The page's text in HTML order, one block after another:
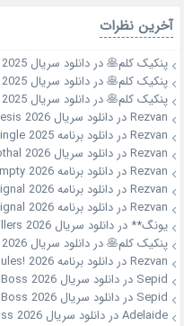
آخرین نظرات
پنکیک کلم🥞دردانلود سریال Nami Uraraka ni, Meoto Biyori 2025
پنکیک کلم🥞دردانلود سریال Nami Uraraka ni, Meoto Biyori 2025
پنکیک کلم🥞دردانلود سریال Nami Uraraka ni, Meoto Biyori 2025
Rezvanدردانلود سریال My Royal Nemesis 2026
Rezvanدردانلود برنامه Better Late than Single 2025
Rezvanدردانلود سریال Royal Betrothal 2026
Rezvanدردانلود برنامه Abra-ca-Empty 2026
Rezvanدردانلود برنامه Heart Signal 2026
Rezvanدردانلود برنامه Heart Signal 2026
یونگ** دردانلود سریال A Shop for Killers 2026
پنکیک کلم🥞دردانلود سریال A Bona Fide Killer 2026
Rezvanدردانلود برنامه Jae Seok’s B&B Rules! 2026
Sepid دردانلود سریال My Bias, My Boss 2026
Sepid دردانلود سریال My Bias, My Boss 2026
Adelaideدردانلود سریال My Bias, My Boss 2026